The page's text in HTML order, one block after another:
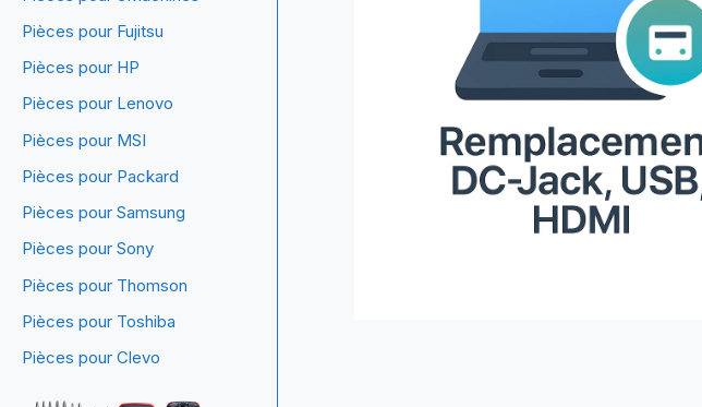
Pièces pour Fujitsu
Pièces pour HP
Pièces pour Lenovo
Pièces pour MSI
Pièces pour Packard
Pièces pour Samsung
Pièces pour Sony
Pièces pour Thomson
Pièces pour Toshiba
Pièces pour Clevo